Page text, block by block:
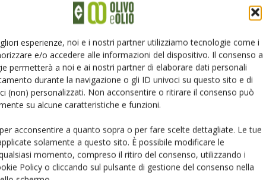
esperienze, noi e i nostri partner utilizziamo tecnologie come i
e/o accedere alle informazioni del dispositivo. Il consenso a
permetterà a noi e ai nostri partner di elaborare dati personali
durante la navigazione o gli ID univoci su questo sito e di
(non) personalizzati. Non acconsentire o ritirare il consenso può
su alcune caratteristiche e funzioni.
acconsentire a quanto sopra o per fare scelte dettagliate. Le tue
solamente a questo sito. È possibile modificare le
momento, compreso il ritiro del consenso, utilizzando i
Policy o cliccando sul pulsante di gestione del consenso nella